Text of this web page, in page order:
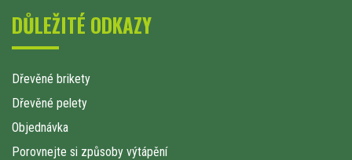
DŮLEŽITÉ ODKAZY
Dřevěné brikety
Dřevěné pelety
Objednávka
Porovnejte si způsoby výtápění